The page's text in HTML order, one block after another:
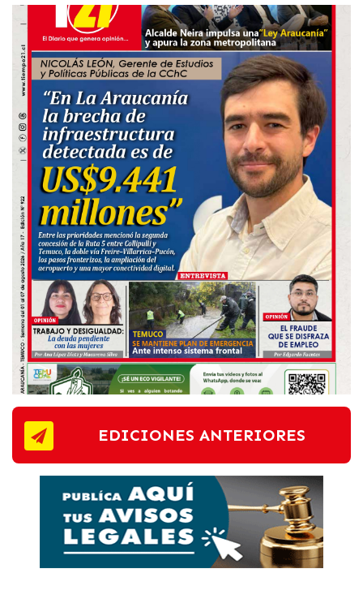
EDICIONES ANTERIORES